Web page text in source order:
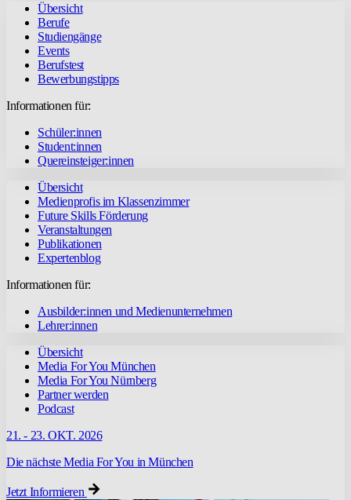
Übersicht
Berufe
Studiengänge
Events
Berufstest
Bewerbungstipps
Informationen für:
Schüler:innen
Student:innen
Quereinsteiger:innen
Übersicht
Medienprofis im Klassenzimmer
Future Skills Förderung
Veranstaltungen
Publikationen
Expertenblog
Informationen für:
Ausbilder:innen und Medienunternehmen
Lehrer:innen
Übersicht
Media For You München
Media For You Nürnberg
Partner werden
Podcast
21. - 23. OKT. 2026
Die nächste Media For You in München
Jetzt Informieren